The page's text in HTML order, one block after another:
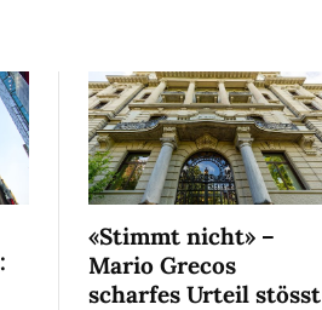
«Stimmt nicht» –
Mario Grecos
scharfes Urteil stösst